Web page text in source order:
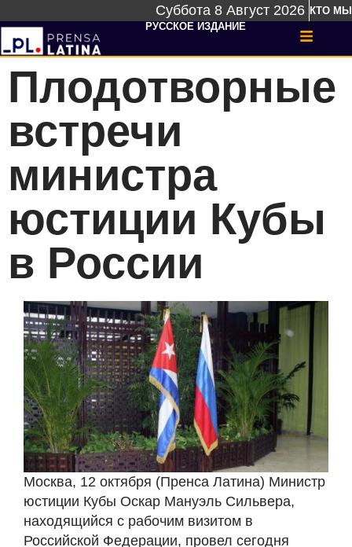
Суббота 8 Август 2026 КТО МЫ
РУССКОЕ ИЗДАНИЕ
Плодотворные
встречи
министра
юстиции Кубы
в России
Москва, 12 октября (Пренса Латина) Министр
юстиции Кубы Оскар Мануэль Сильвера,
находящийся с рабочим визитом в
Российской Федерации, провел сегодня